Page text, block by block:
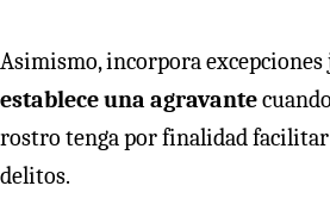
Asimismo, incorpora
establece una agravante
rostro tenga por finalidad
delitos.